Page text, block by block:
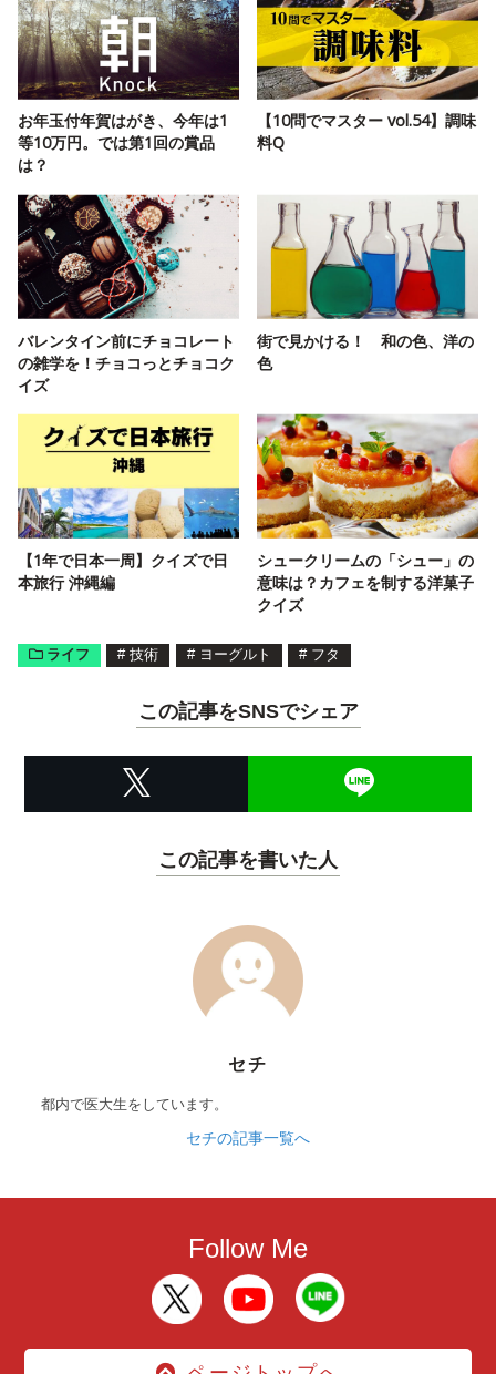
お年玉付年賀はがき、今年は1
等10万円。では第1回の賞品
は？
【10問でマスター vol.54】調味
料Q
バレンタイン前にチョコレート
の雑学を！チョコっとチョコク
イズ
街で見かける！ 和の色、洋の
色
【1年で日本一周】クイズで日
本旅行 沖縄編
シュークリームの「シュー」の
意味は？カフェを制する洋菓子
クイズ
ライフ # 技術 # ヨーグルト # フタ
この記事をSNSでシェア
この記事を書いた人
セチ
都内で医大生をしています。
セチの記事一覧へ
Follow Me